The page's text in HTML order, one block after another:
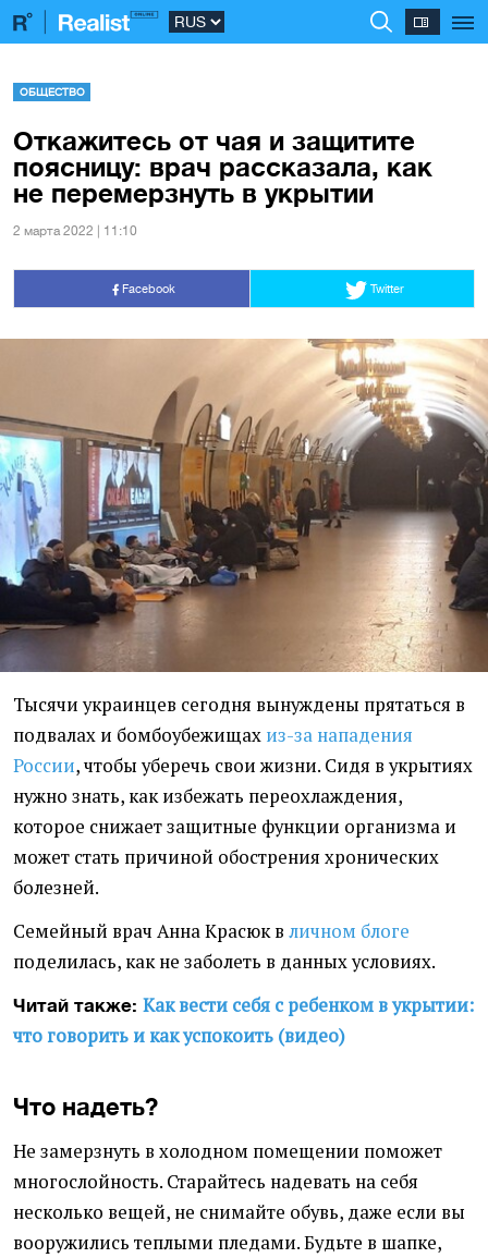
ОБЩЕСТВО
Откажитесь от чая и защитите
поясницу: врач рассказала, как
не перемерзнуть в укрытии
2 марта 2022 | 11:10
Facebook Twitter
Тысячи украинцев сегодня вынуждены прятаться в
подвалах и бомбоубежищах из-за нападения
России, чтобы уберечь свои жизни. Сидя в укрытиях
нужно знать, как избежать переохлаждения,
которое снижает защитные функции организма и
может стать причиной обострения хронических
болезней.
Семейный врач Анна Красюк в личном блоге
поделилась, как не заболеть в данных условиях.
Читай также: Как вести себя с ребенком в укрытии:
что говорить и как успокоить (видео)
Что надеть?
Не замерзнуть в холодном помещении поможет
многослойность. Старайтесь надевать на себя
несколько вещей, не снимайте обувь, даже если вы
вооружились теплыми пледами. Будьте в шапке,